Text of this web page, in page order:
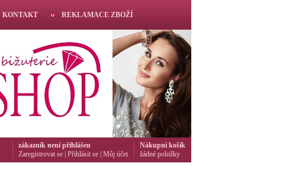
KONTAKT REKLAMACE ZBOŽÍ
Nákupní košík
žádné položky
zákazník není přihlášen
Zaregistrovat se Přihlásit se Můj účet